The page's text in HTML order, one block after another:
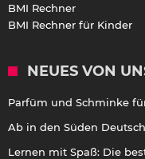
BMI Rechner
BMI Rechner für Kinder
NEUES VON
Parfüm und Schminke
Ab in den Süden
Lernen mit Spaß: Die